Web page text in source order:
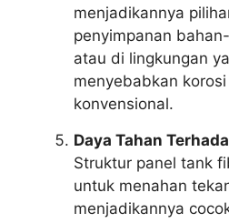
menjadikannya
penyimpanan
atau di lingkungan
menyebabkan
konvensional.
Daya Tahan
Struktur panel tank
untuk menahan
menjadikannya